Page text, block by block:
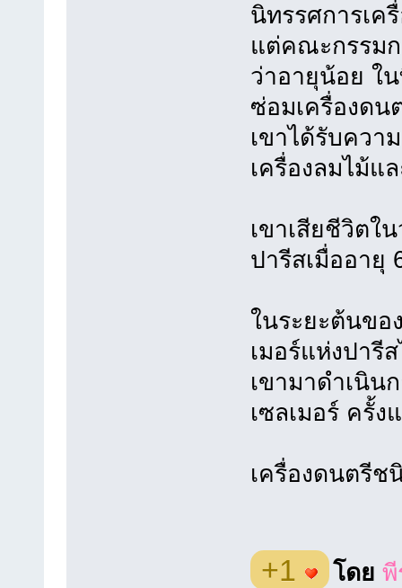
นิทรรศการเค
แต่คณะกรรมก
ว่าอายุน้อย ใ
ซ่อมเครื่องดน
เขาได้รับควา
เครื่องลมไม้แ
เขาเสียชีวิตใ
ปารีสเมื่ออายุ
ในระยะต้นขอ
เมอร์แห่งปา
เขามาดำเนิ
เซลเมอร์ ครั้
เครื่องดนตรีช
+1 โดย พี